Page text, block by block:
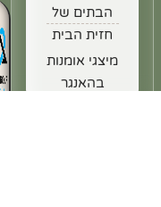
הבתים של
חזית הבית
מיצגי אומנות
בהאנגר